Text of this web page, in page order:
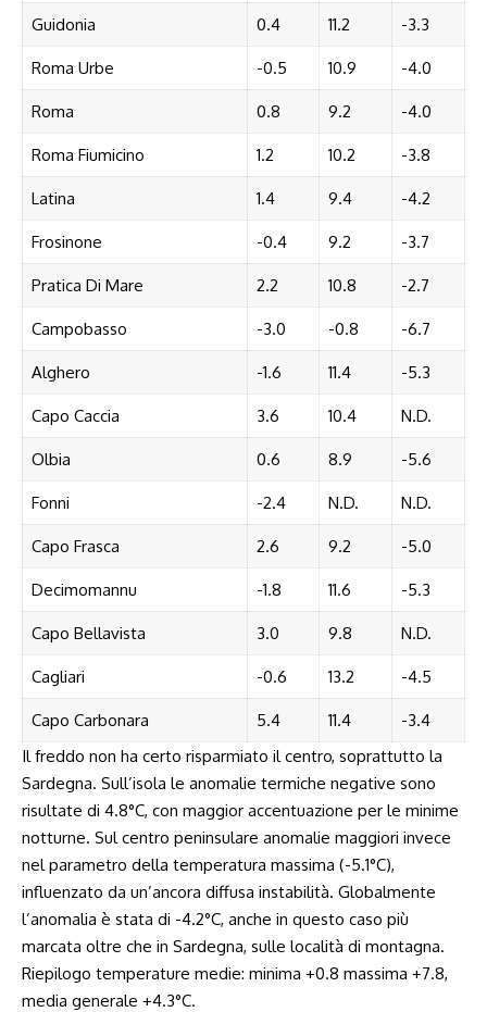
Guidonia 0.4 11.2 -3.3
Roma Urbe -0.5 10.9 -4.0
Roma 0.8 9.2 -4.0
Roma Fiumicino 1.2 10.2 -3.8
Latina 1.4 9.4 -4.2
Frosinone -0.4 9.2 -3.7
Pratica Di Mare 2.2 10.8 -2.7
Campobasso -3.0 -0.8 -6.7
Alghero -1.6 11.4 -5.3
Capo Caccia 3.6 10.4 N.D.
Olbia 0.6 8.9 -5.6
Fonni -2.4 N.D. N.D.
Capo Frasca 2.6 9.2 -5.0
Decimomannu -1.8 11.6 -5.3
Capo Bellavista 3.0 9.8 N.D.
Cagliari -0.6 13.2 -4.5
Capo Carbonara 5.4 11.4
-3.4
Il freddo non ha certo risparmiato il centro, soprattutto la
Sardegna. Sull’isola le anomalie termiche negative sono
risultate di 4.8°C, con maggior accentuazione per le minime
notturne. Sul centro peninsulare anomalie maggiori invece
nel parametro della temperatura massima (-5.1°C),
influenzato da un’ancora diffusa instabilità. Globalmente
l’anomalia è stata di -4.2°C, anche in questo caso più
marcata oltre che in Sardegna, sulle località di montagna.
Riepilogo temperature medie: minima +0.8 massima +7.8,
media generale +4.3°C.